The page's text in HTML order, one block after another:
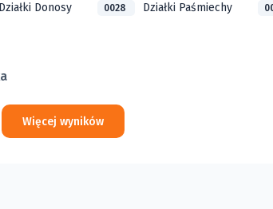
Działki Donosy 0028 Działki Paśmiechy
Więcej wyników